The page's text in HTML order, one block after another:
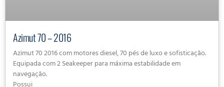
Azimut 70 – 2016
Azimut 70 2016 com motores diesel, 70 pés de luxo e sofisticação.
Equipada com 2 Seakeeper para máxima estabilidade em
navegação.